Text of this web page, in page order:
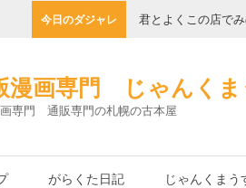
今日のダジャレ 君とよくこの店で
漫画専門 じゃんくま
専門 通販専門の札幌の古本屋
がらくた日記 じゃんくまう